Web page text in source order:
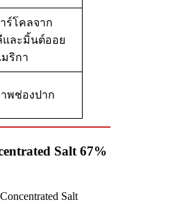
ร์โคลจาก
และมิ้นต์ออย
มริกา
พช่องปาก
Salt 67%